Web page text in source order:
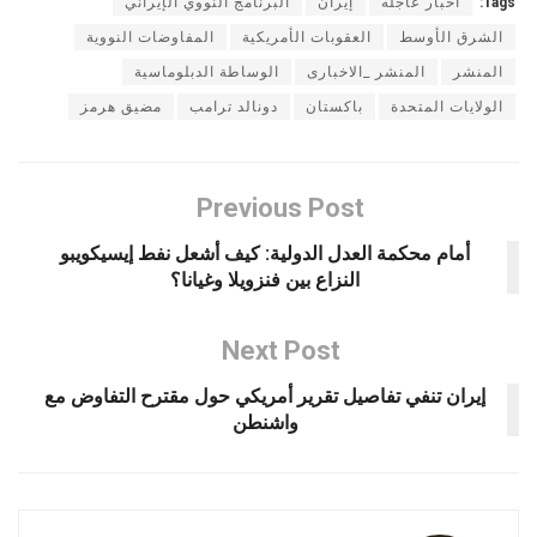
الشرق الأوسط العقوبات الأمريكية المفاوضات النووية
المنشر المنشر _الاخبارى الوساطة الدبلوماسية
الولايات المتحدة باكستان دونالد ترامب مضيق هرمز
Previous Post
أمام محكمة العدل الدولية: كيف أشعل نفط إيسيكويبو
النزاع بين فنزويلا وغيانا؟
Next Post
إيران تنفي تفاصيل تقرير أمريكي حول مقترح التفاوض مع
واشنطن